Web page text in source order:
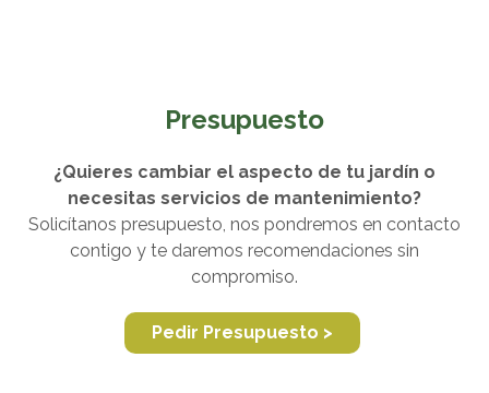
Presupuesto
¿Quieres cambiar el aspecto de tu jardín o
necesitas servicios de mantenimiento?
Solicítanos presupuesto, nos pondremos en contacto
contigo y te daremos recomendaciones sin
compromiso.
Pedir Presupuesto >